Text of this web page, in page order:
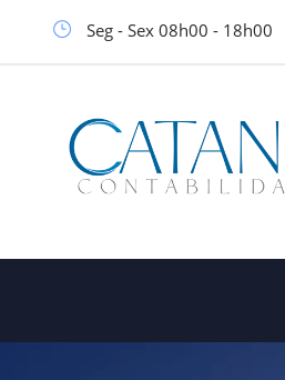
Seg - Sex 08h00 - 18h00